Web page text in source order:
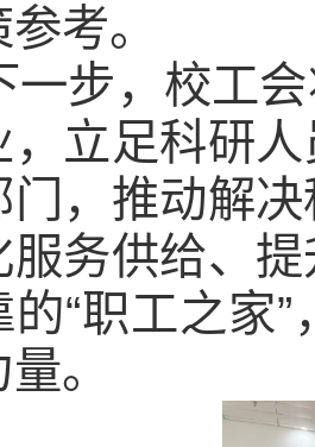
考。
一步，校工
，立足科研
门，推动解
服务供给、
的“职工之家
。